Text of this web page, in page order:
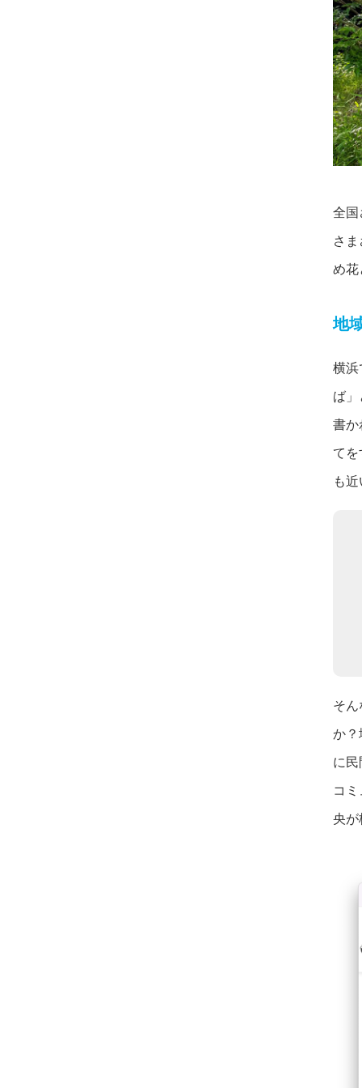
全国
さ
め花
地
横浜
ば
書か
て
も
そ
か？
に
コ
央が